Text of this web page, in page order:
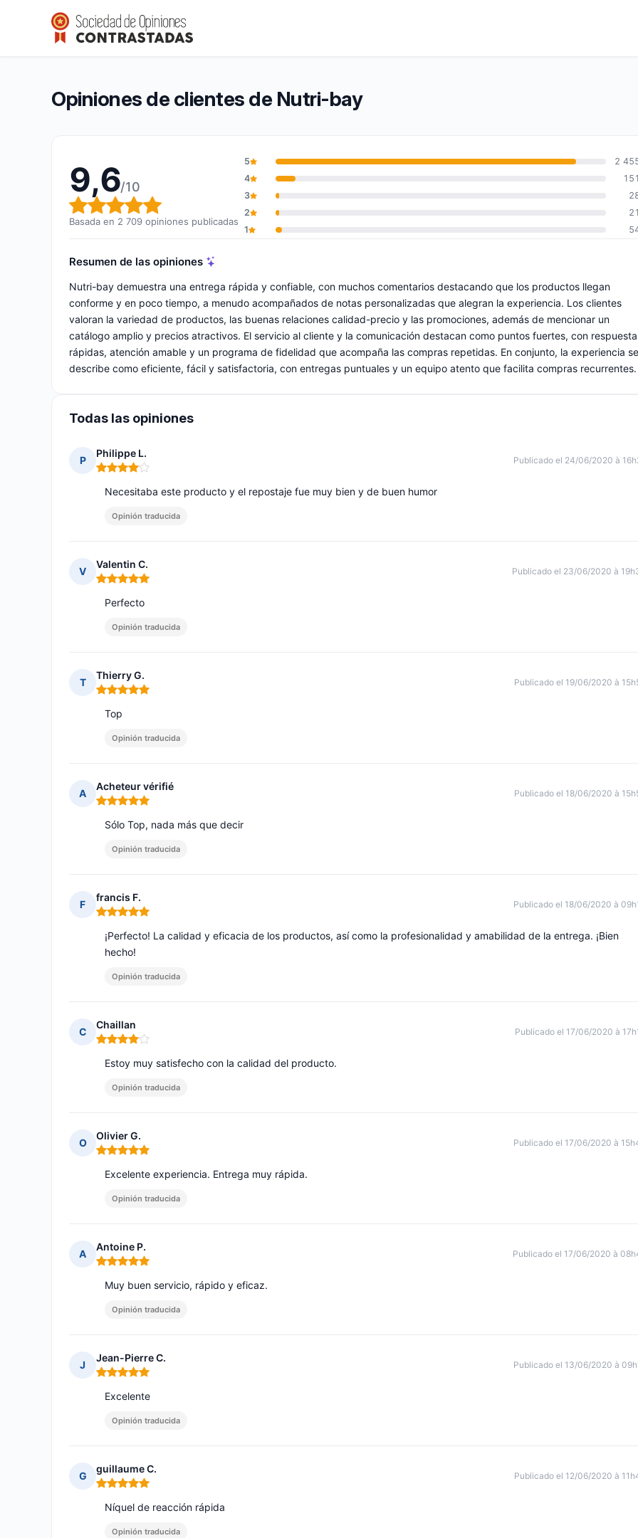
Nutri-bay
Calificación global: 9,6 de 10
9,6/10(2 709 opiniones)
Opiniones de clientes de Nutri-bay
9,6/10
Calificación global: 9,6 de 10
Basada en 2 709 opiniones publicadas
5
2
4
151
3
2
21
1
Resumen de las opiniones
Nutri-bay demuestra una entrega rápida y confiable, con muchos comentarios destacando que los productos llegan
conforme y en poco tiempo, a menudo acompañados de notas personalizadas que alegran la experiencia. Los clientes
valoran la variedad de productos, las buenas relaciones calidad-precio y las promociones, además de mencionar un
catálogo amplio y precios atractivos. El servicio al cliente y la comunicación destacan como puntos fuertes, con
rápidas, atención amable y un programa de fidelidad que acompaña las compras repetidas. En conjunto, la experiencia se
describe como eficiente, fácil y satisfactoria, con entregas puntuales y un equipo atento que facilita compras recurrentes.
Todas las opiniones
P
Philippe L.
Nota: 4 de 5
Publicado el 24/06/2020 à
Necesitaba este producto y el repostaje fue muy bien y de buen humor
Opinión traducida
V
Valentin C.
Nota: 5 de 5
Publicado el 23/06/2020 à
Perfecto
Opinión traducida
T
Thierry G.
Nota: 5 de 5
Publicado el 19/06/2020 à
Top
Opinión traducida
A
Acheteur vérifié
Nota: 5 de 5
Publicado el 18/06/2020 à
Sólo Top, nada más que decir
Opinión traducida
F
francis F.
Nota: 5 de 5
Publicado el 18/06/2020 à
¡Perfecto! La calidad y eficacia de los productos, así como la profesionalidad y amabilidad de la entrega. ¡Bien
hecho!
Opinión traducida
C
Chaillan
Nota: 4 de 5
Publicado el 17/06/2020 à
Estoy muy satisfecho con la calidad del producto.
Opinión traducida
O
Olivier G.
Nota: 5 de 5
Publicado el 17/06/2020 à
Excelente experiencia. Entrega muy rápida.
Opinión traducida
A
Antoine P.
Nota: 5 de 5
Publicado el 17/06/2020 à
Muy buen servicio, rápido y eficaz.
Opinión traducida
J
Jean-Pierre C.
Nota: 5 de 5
Publicado el 13/06/2020 à
Excelente
Opinión traducida
G
guillaume C.
Nota: 5 de 5
Publicado el 12/06/2020 à
Níquel de reacción rápida
Opinión traducida